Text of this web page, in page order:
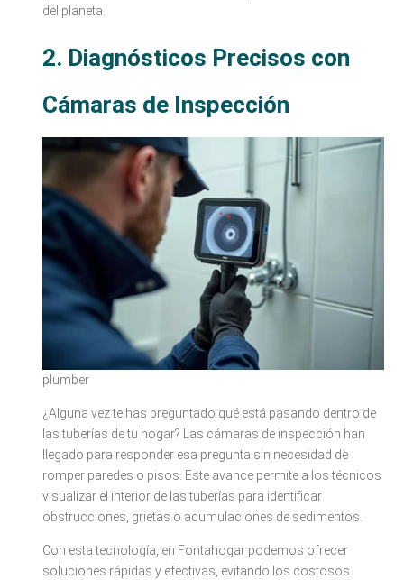
del planeta.
2. Diagnósticos Precisos con
Cámaras de Inspección
plumber
¿Alguna vez te has preguntado qué está pasando dentro de
las tuberías de tu hogar? Las cámaras de inspección han
llegado para responder esa pregunta sin necesidad de
romper paredes o pisos. Este avance permite a los técnicos
visualizar el interior de las tuberías para identificar
obstrucciones, grietas o acumulaciones de sedimentos.
Con esta tecnología, en Fontahogar podemos ofrecer
soluciones rápidas y efectivas, evitando los costosos